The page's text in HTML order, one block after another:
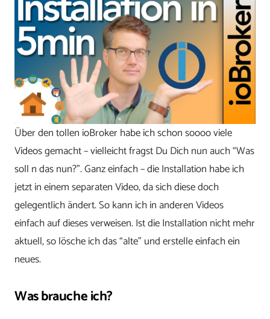
Über den tollen ioBroker habe ich schon soooo viele
Videos gemacht – vielleicht fragst Du Dich nun auch “Was
soll n das nun?”. Ganz einfach – die Installation habe ich
jetzt in einem separaten Video, da sich diese doch
gelegentlich ändert. So kann ich in anderen Videos
einfach auf dieses verweisen. Ist die Installation nicht mehr
aktuell, so lösche ich das “alte” und erstelle einfach ein
neues.
Was brauche ich?